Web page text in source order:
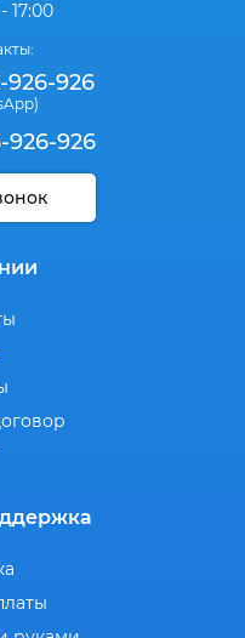
17:00
926-926
926-926